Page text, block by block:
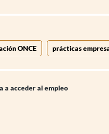
ONCE prácticas
a acceder al empleo